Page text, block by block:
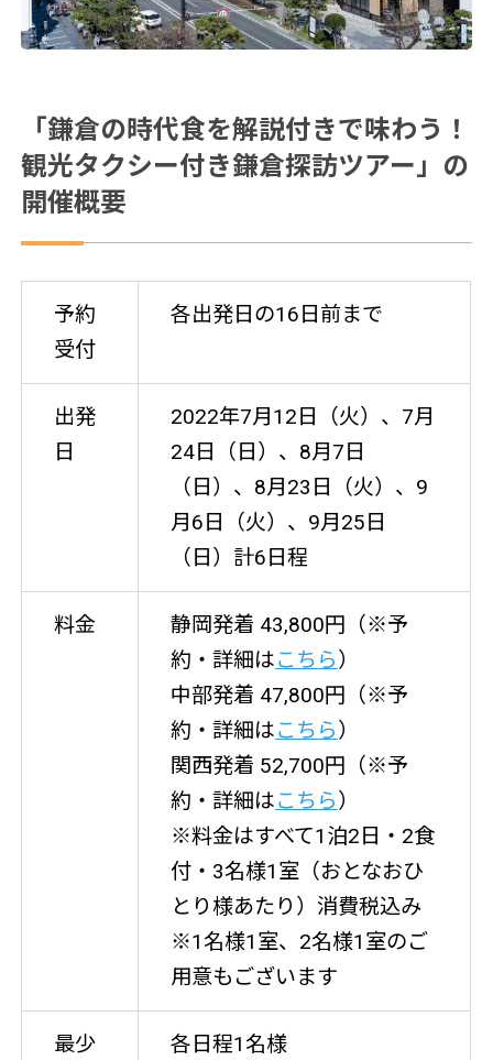
「鎌倉の時代食を解説付きで味わう！
観光タクシー付き鎌倉探訪ツアー」の
開催概要
予約
受付
各出発日の16日前まで
出発
日
2022年7月12日（火）、7月
24日（日）、8月7日
（日）、8月23日（火）、9
月6日（火）、9月25日
（日）計6日程
料金
静岡発着 43,800円（※予
約・詳細はこちら ）
中部発着 47,800円（※予
約・詳細はこちら ）
関西発着 52,700円（※予
約・詳細はこちら ）
※料金はすべて1泊2日・2食
付・3名様1室（おとなおひ
とり様あたり）消費税込み
※1名様1室、2名様1室のご
用意もございます
最少 各日程1名様